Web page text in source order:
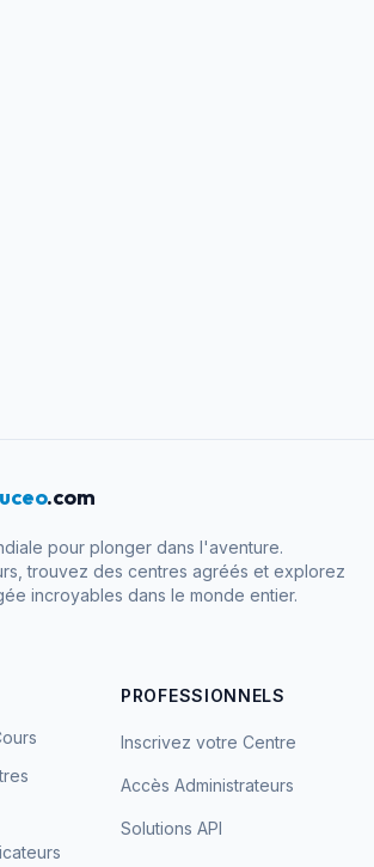
.com
pour plonger dans l'aventure.
trouvez des centres agréés et explorez
incroyables dans le monde entier.
PROFESSIONNELS
Inscrivez votre Centre
Accès Administrateurs
Solutions API